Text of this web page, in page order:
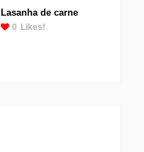
Lasanha de carne
0 Likes!